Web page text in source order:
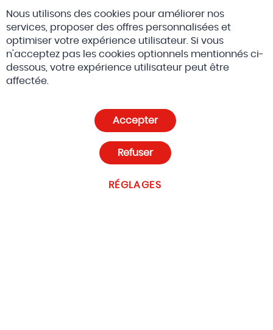
Social Media
© 2026 Altreda SA CGV
Paramètres des cookies
Nous utilisons des cookies pour améliorer nos
services, proposer des offres personnalisées et
optimiser votre expérience utilisateur. Si vous
n'acceptez pas les cookies optionnels mentionnés ci-
dessous, votre expérience utilisateur peut être
affectée.
Accepter
RÉGLAGES
Refuser